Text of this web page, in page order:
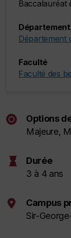
Baccalauréat
Département
Département
Faculté
Faculté des
Options
Majeure,
hourglass
Durée
3 à 4 ans
Campus
Sir-